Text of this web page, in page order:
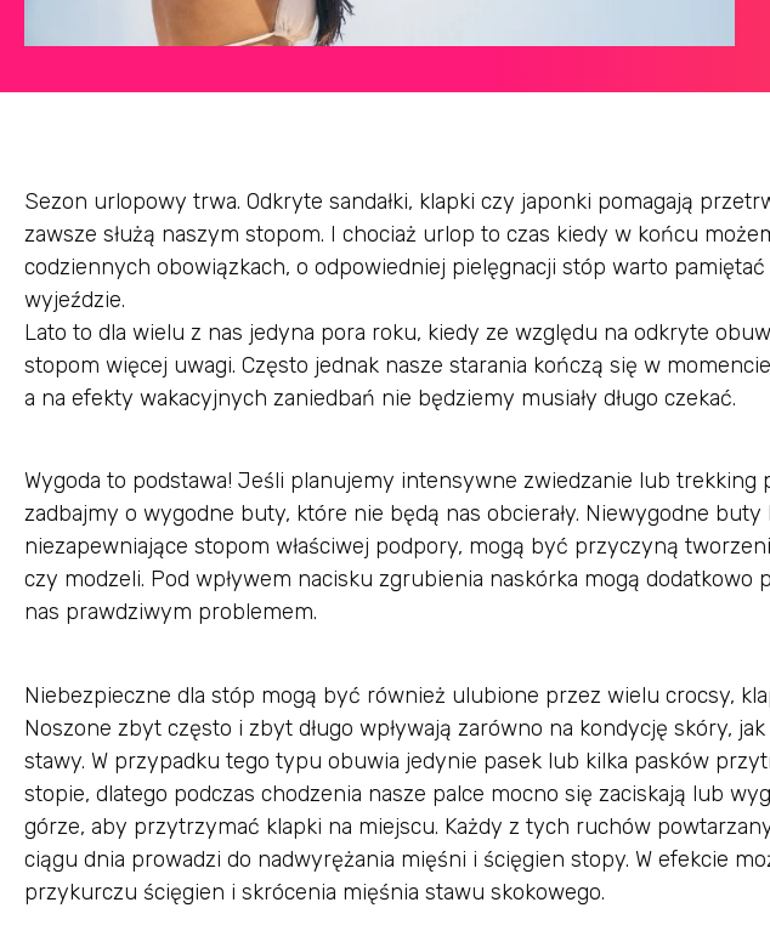
Sezon urlopowy trwa. Odkryte sandałki, klapki czy japonki pomagają
zawsze służą naszym stopom. I chociaż urlop to czas kiedy w końcu
codziennych obowiązkach, o odpowiedniej pielęgnacji stóp warto
wyjeździe.
Lato to dla wielu z nas jedyna pora roku, kiedy ze względu na odkryte
stopom więcej uwagi. Często jednak nasze starania kończą się w
a na efekty wakacyjnych zaniedbań nie będziemy musiały długo czekać.
Wygoda to podstawa! Jeśli planujemy intensywne zwiedzanie lub trekking
zadbajmy o wygodne buty, które nie będą nas obcierały. Niewygodne
niezapewniające stopom właściwej podpory, mogą być przyczyną
czy modzeli. Pod wpływem nacisku zgrubienia naskórka mogą dodatkowo
nas prawdziwym problemem.
Niebezpieczne dla stóp mogą być również ulubione przez wielu crocsy,
Noszone zbyt często i zbyt długo wpływają zarówno na kondycję skóry,
stawy. W przypadku tego typu obuwia jedynie pasek lub kilka pasków
stopie, dlatego podczas chodzenia nasze palce mocno się zaciskają lub
górze, aby przytrzymać klapki na miejscu. Każdy z tych ruchów
ciągu dnia prowadzi do nadwyrężania mięśni i ścięgien stopy. W efekcie
przykurczu ścięgien i skrócenia mięśnia stawu skokowego.